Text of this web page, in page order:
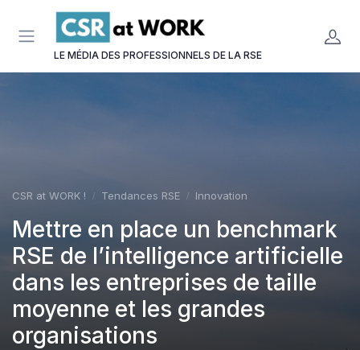
LE MÉDIA DES PROFESSIONNELS DE LA RSE
CSR at WORK ! Tendances RSE Innovation
Mettre en place un benchmark
RSE de l’intelligence artificielle
dans les entreprises de taille
moyenne et les grandes
organisations
Panneau de gestion des cookies